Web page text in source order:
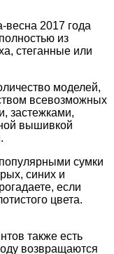
весна 2017 года
из
стеганные или
моделей,
всевозможных
застежками,
вышивкой
сумки
синих и
если
цвета.
также есть
возвращаются